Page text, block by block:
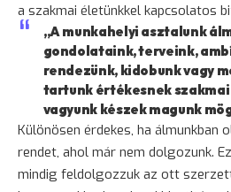
a szakmai életünkkel kapcsolatos
„A munkahelyi asztalunk
gondolataink, terveink,
rendezünk, kidobunk vagy
tartunk értékesnek szakmai
vagyunk készek magunk
Különösen érdekes, ha álmunkban
rendet, ahol már nem dolgozunk.
mindig feldolgozzuk az ott